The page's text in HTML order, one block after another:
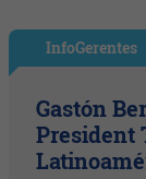
InfoGerentes
Gastón
President